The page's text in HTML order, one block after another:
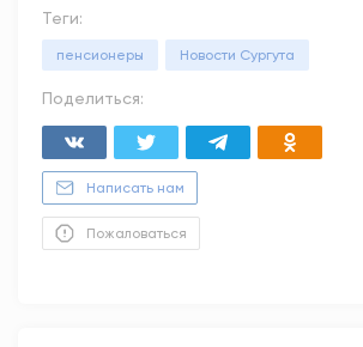
Теги:
пенсионеры Новости Сургута
Поделиться:
Написать нам
Пожаловаться